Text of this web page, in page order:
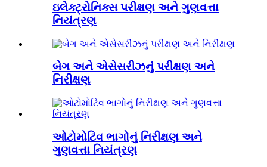
ઇલેક્ટ્રોનિક્સ પરીક્ષણ અને ગુણવત્તા
નિયંત્રણ
બેગ અને એસેસરીઝનું પરીક્ષણ અને
નિરીક્ષણ
ઓટોમોટિવ ભાગોનું નિરીક્ષણ અને
ગુણવત્તા નિયંત્રણ